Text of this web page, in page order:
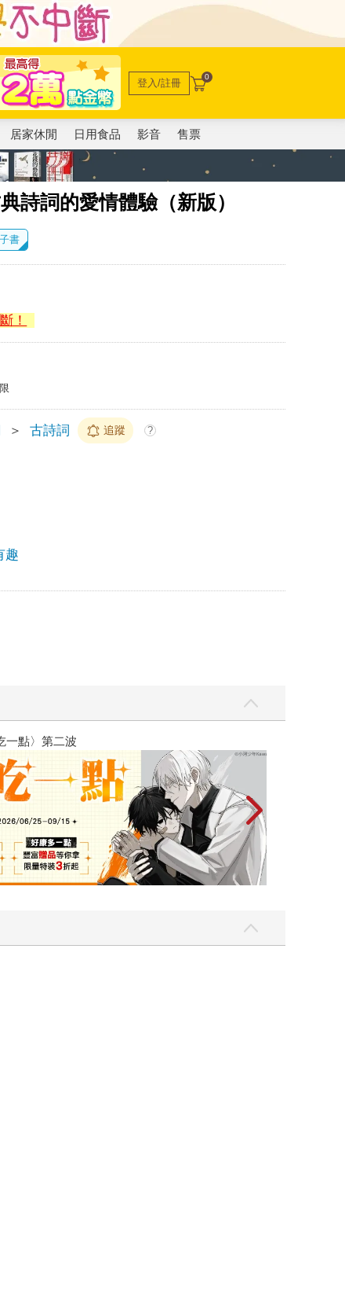
登入/註冊 0
居家休閒 日用食品 影音 售票
詩詞的愛情體驗（新版）
書
！
＞ 古詩詞 追蹤 ?
趣
點〉第二波